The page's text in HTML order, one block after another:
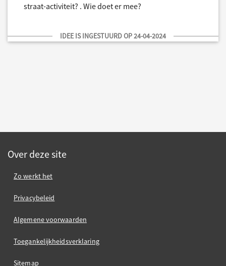
straat-activiteit? . Wie doet er mee?
IDEE IS INGESTUURD OP 24-04-2024
Over deze site
Zo werkt het
Privacybeleid
Algemene voorwaarden
Toegankelijkheidsverklaring
Sitemap